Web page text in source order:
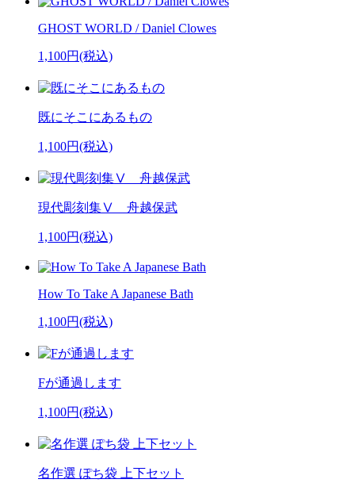
GHOST WORLD / Daniel Clowes
1,100円(税込)
既にそこにあるもの
1,100円(税込)
現代彫刻集Ⅴ 舟越保武
1,100円(税込)
How To Take A Japanese Bath
1,100円(税込)
Fが通過します
1,100円(税込)
名作選 ぽち袋 上下セット